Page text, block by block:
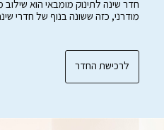
חדר שינה לתינוק מומבאי הוא
מודרני, כזה ששונה בנוף של חדרי
לרכישת החדר